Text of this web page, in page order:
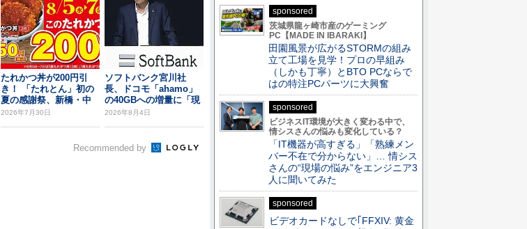
たれかつ丼が200円引
き！ 「たれとん」初の
夏の感謝祭、新橋・中
野北口で開催
2026年7月30日
ソフトバンク宮川社
長、ドコモ「ahamo」
の40GBへの増量に「現
時点では追従し...
2026年8月4日
Recommended by
sponsored
茨城県龍ヶ崎市産のゲーミング
PC【MADE IN IBARAKI】
田園風景が広がるSTORMの組み
立て工場を見学！プロの早組み
（しかも丁寧）とBTO PCならで
はの特注PCパーツに大興奮
sponsored
ビジネスIT環境が大きく変わる中で、
情シスさんの悩みも変化している？
「IT機器が高すぎる」「熟練メン
バー不在で分からない」… 情シス
さんの“現場の悩み”をエンジニア3
人に聞いてみた
sponsored
ビデオカードなしで｢FFXIV: 黄金